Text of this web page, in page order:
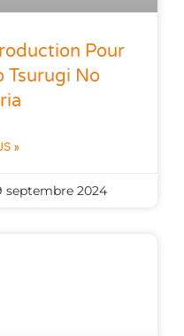
Pour
Tsurugi No
»
septembre 2024